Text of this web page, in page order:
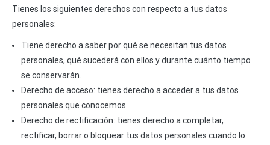
Tienes los siguientes derechos con respecto a tus datos
personales:
Tiene derecho a saber por qué se necesitan tus datos
personales, qué sucederá con ellos y durante cuánto tiempo
se conservarán.
Derecho de acceso: tienes derecho a acceder a tus datos
personales que conocemos.
Derecho de rectificación: tienes derecho a completar,
rectificar, borrar o bloquear tus datos personales cuando lo